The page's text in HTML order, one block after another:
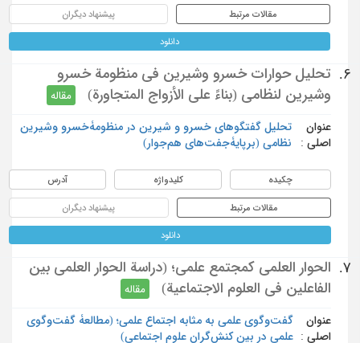
مقالات مرتبط پیشنهاد دیگران
دانلود
6.
تحليل حوارات خسرو وشيرين في منظومة خسرو
وشيرين لنظامي (بناءً على الأزواج المتجاورة)
مقاله
عنوان
اصلی :
تحلیل گفتگوهای خسرو و شیرین در منظومۀخسرو وشیرین
نظامی (برپایۀجفت‌های هم‌جوار)
چکیده کلیدواژه آدرس
مقالات مرتبط پیشنهاد دیگران
دانلود
7.
الحوار العلمي كمجتمع علمي؛ (دراسة الحوار العلمي بين
الفاعلين في العلوم الاجتماعية)
مقاله
عنوان
اصلی :
گفت‌وگوی علمی به مثابه اجتماع علمی؛ (مطالعۀ گفت‌وگوی
علمی در بین کنش‌گران علوم اجتماعی)